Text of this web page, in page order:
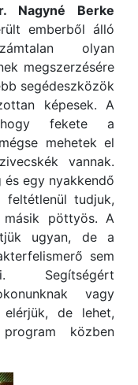
Nagyné Berke
emberből álló
olyan
megszerzésére
segédeszközök
képesek. A
hogy fekete a
mehetek el
vannak.
egy nyakkendő
tudjuk,
pöttyös. A
ugyan, de a
sem
Segítségért
vagy
elérjük, de lehet,
közben